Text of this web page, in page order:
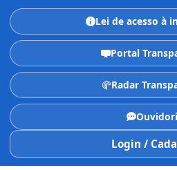
Lei de acesso à
Portal
Radar
Login /